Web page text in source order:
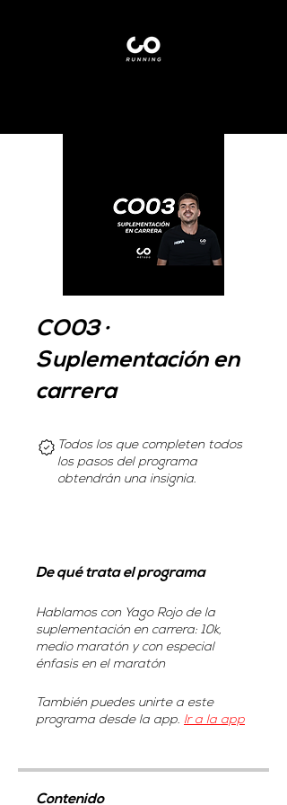
CO03 ·
Suplementación en
carrera
Todos los que completen todos
los pasos del programa
obtendrán una insignia.
De qué trata el programa
Hablamos con Yago Rojo de la
suplementación en carrera: 10k,
medio maratón y con especial
énfasis en el maratón
También puedes unirte a este
programa desde la app. Ir a la app
Contenido